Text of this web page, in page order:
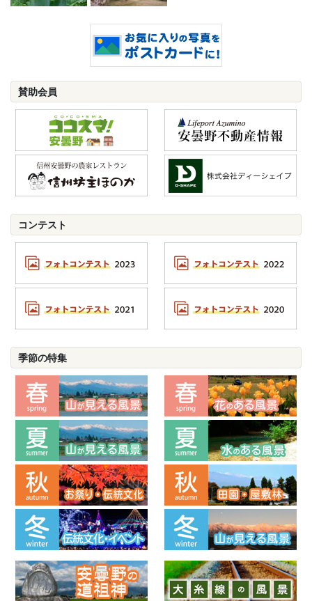
賛助会員
コンテスト
季節の特集